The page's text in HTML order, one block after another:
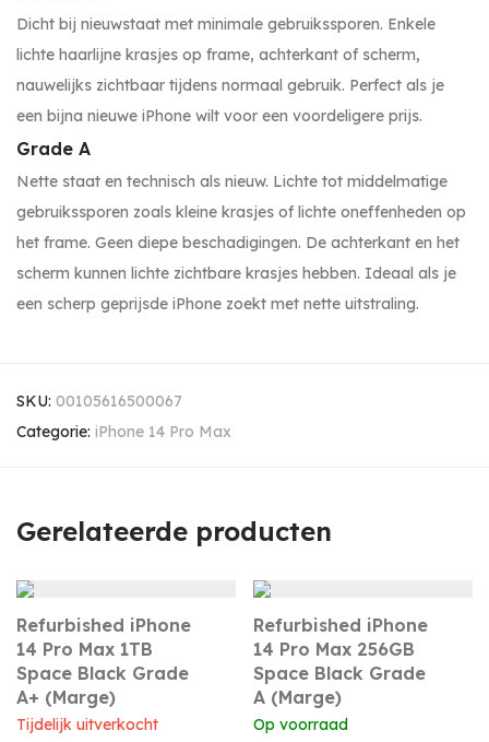
Dicht bij nieuwstaat met minimale gebruikssporen. Enkele
lichte haarlijne krasjes op frame, achterkant of scherm,
nauwelijks zichtbaar tijdens normaal gebruik. Perfect als je
een bijna nieuwe iPhone wilt voor een voordeligere prijs.
Grade A
Nette staat en technisch als nieuw. Lichte tot middelmatige
gebruikssporen zoals kleine krasjes of lichte oneffenheden op
het frame. Geen diepe beschadigingen. De achterkant en het
scherm kunnen lichte zichtbare krasjes hebben. Ideaal als je
een scherp geprijsde iPhone zoekt met nette uitstraling.
SKU: 00105616500067
Categorie: iPhone 14 Pro Max
Gerelateerde producten
Refurbished iPhone
14 Pro Max 1TB
Space Black Grade
A+ (Marge)
Tijdelijk uitverkocht
Refurbished iPhone
14 Pro Max 256GB
Space Black Grade
A (Marge)
Op voorraad